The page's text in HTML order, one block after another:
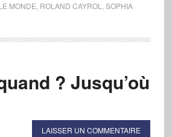
MONDE ROLAND CAYROL
SOPHIA
? Jusqu’où
LAISSER UN COMMENTAIRE